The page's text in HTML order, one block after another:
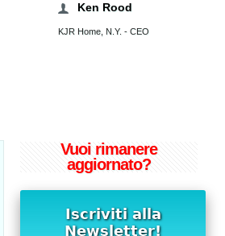
Ken Rood
KJR Home, N.Y. - CEO
Vuoi rimanere
aggiornato?